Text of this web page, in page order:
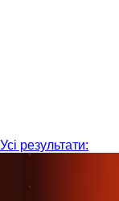
Усі результати: